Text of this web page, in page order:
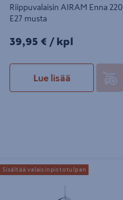
Riippuvalaisin AIRAM Enna 220
E27 musta
39,95€/kpl
39,95 € / kpl
Lue lisää
Riippuvalaisin Sessak Cali
mattavalkoinen
Sisältää valaisinpistotulpan